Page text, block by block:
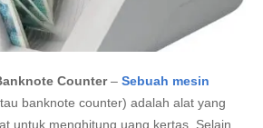
Counter– Sebuah mesin
banknote counter) adalah alat yang
untuk menghitung uang kertas. Selain